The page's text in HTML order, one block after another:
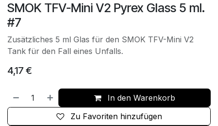
SMOK TFV-Mini V2 Pyrex Glass 5 ml.
#7
Zusätzliches 5 ml Glas für den SMOK TFV-Mini V2
Tank für den Fall eines Unfalls.
4,17 €
In den Warenkorb
Zu Favoriten hinzufügen